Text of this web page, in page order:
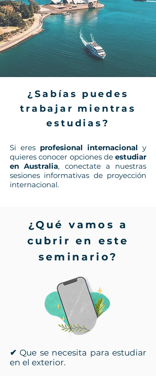
¿Sabías puedes
trabajar mientras
estudias?
Si eres profesional internacional y
quieres conocer opciones deestudiar
en Australia, conectate a nuestras
sesiones informativas de proyección
internacional.
¿Qué vamos a
cubrir en este
seminario?
✔ Que se necesita para estudiar
en el exterior.